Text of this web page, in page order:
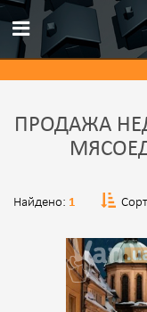
ПРОДАЖА
Найдено: 1